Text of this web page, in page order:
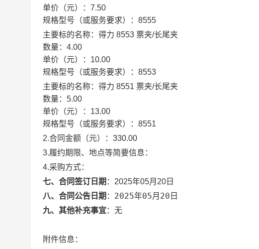
单价（元）： 7.50
规格型号（或服务要求）： 8555
主要标的名称： 得力 8553 票夹/长尾夹
数量： 4.00
单价（元）： 10.00
规格型号（或服务要求）： 8553
主要标的名称： 得力 8551 票夹/长尾夹
数量： 5.00
单价（元）： 13.00
规格型号（或服务要求）： 8551
2.合同金额（元）： 330.00
3.履约期限、地点等简要信息：
4.采购方式：
七、合同签订日期 ： 2025年05月20日
八、合同公告日期 ： 2025年05月20日
九、其他补充事宜： 无
附件信息：